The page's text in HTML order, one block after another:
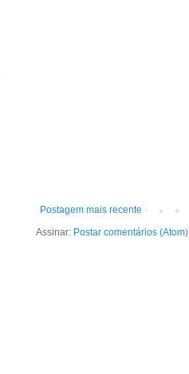
Postagem mais recente
Assinar: Postar comentários (Atom)